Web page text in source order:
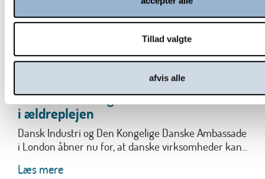
Tillad valgte
afvis alle
Pitch din løsning til en stor britisk aktør
i ældreplejen
Dansk Industri og Den Kongelige Danske Ambassade
i London åbner nu for, at danske virksomheder kan...
Læs mere